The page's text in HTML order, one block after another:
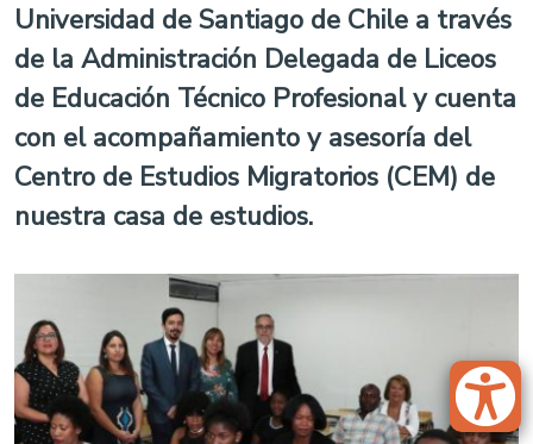
Universidad de Santiago de Chile a través
de la Administración Delegada de Liceos
de Educación Técnico Profesional y cuenta
con el acompañamiento y asesoría del
Centro de Estudios Migratorios (CEM) de
nuestra casa de estudios.